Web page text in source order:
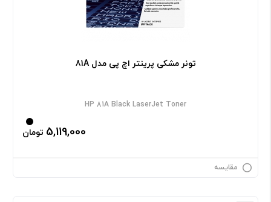
تونر مشکی پرینتر اچ پی مدل 81A
HP 81A Black LaserJet Toner
5,119,000 تومان
مقایسه